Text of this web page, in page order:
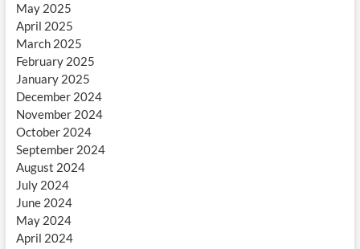
May 2025
April 2025
March 2025
February 2025
January 2025
December 2024
November 2024
October 2024
September 2024
August 2024
July 2024
June 2024
May 2024
April 2024